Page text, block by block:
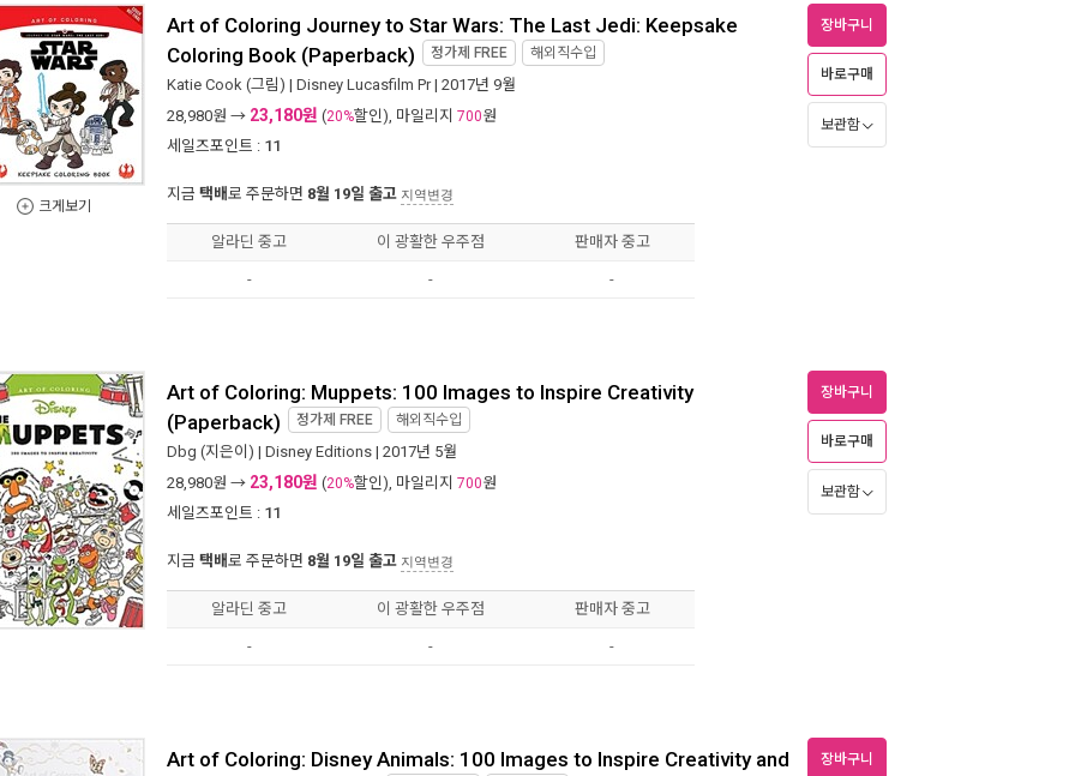
크게보기
Art of Coloring Journey to Star Wars: The Last Jedi: Keepsake
Coloring Book (Paperback) 정가제 FREE 해외직수입
Katie Cook (그림) | Disney Lucasfilm Pr| 2017년 9월
28,980원 → 23,180원 (20%할인), 마일리지 700원
세일즈포인트 : 11
지금 택배로 주문하면 8월 19일 출고 지역변경
장바구니
바로구매
보관함
알라딘 중고 이 광활한 우주점 판매자 중고
- - -
Art of Coloring: Muppets: 100 Images to Inspire Creativity
(Paperback) 정가제 FREE 해외직수입
Dbg (지은이) | Disney Editions | 2017년 5월
28,980원 → 23,180원 (20%할인), 마일리지 700원
세일즈포인트 : 11
지금 택배로 주문하면 8월 19일 출고 지역변경
장바구니
바로구매
보관함
알라딘 중고 이 광활한 우주점 판매자 중고
- - -
Art of Coloring: Disney Animals: 100 Images to Inspire Creativity and 장바구니